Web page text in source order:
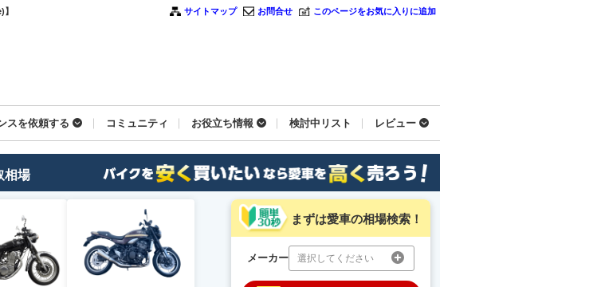
サイトマップ お問合せ このページをお気に入りに追加
スを依頼する コミュニティ お役立ち情報 検討中リスト レビュー
相場
まずは愛車の相場検索！
メーカー 選択してください